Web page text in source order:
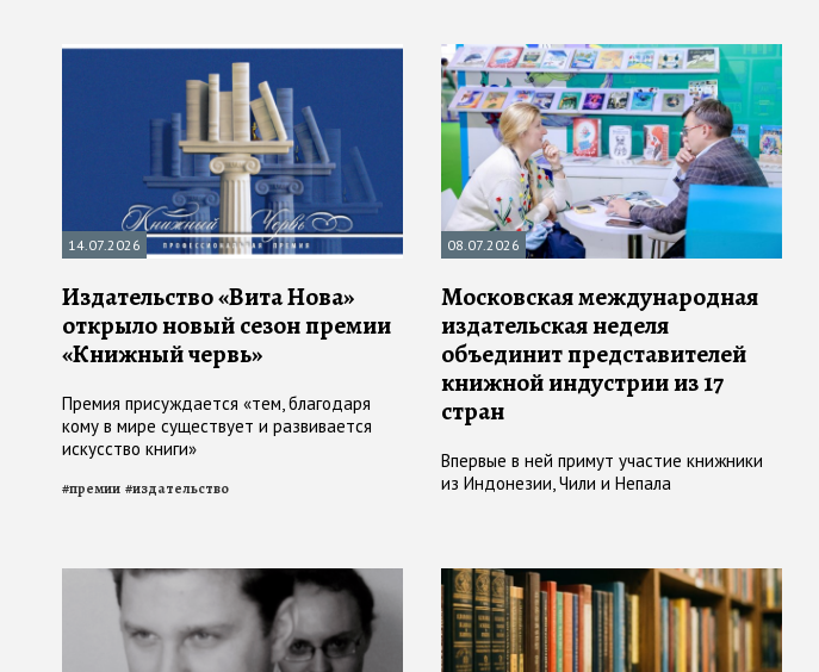
14.07.2026
Издательство «Вита Нова»
открыло новый сезон премии
«Книжный червь»
Премия присуждается «тем, благодаря
кому в мире существует и развивается
искусство книги»
#премии #издательство
08.07.2026
Московская международная
издательская неделя
объединит представителей
книжной индустрии из 17
стран
Впервые в ней примут участие книжники
из Индонезии, Чили и Непала